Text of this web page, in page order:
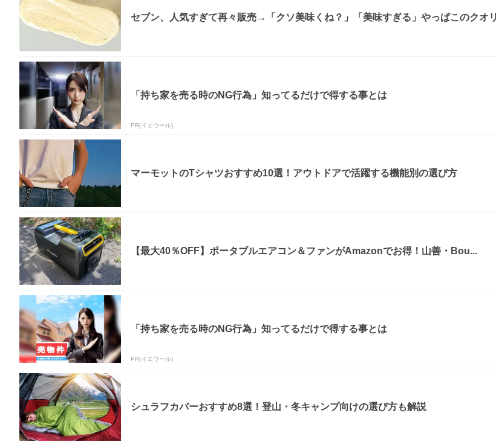
セブン、人気すぎて再々販売→「クソ美味くね？」「美味すぎる」やっぱこのクオ
「持ち家を売る時のNG行為」知ってるだけで得する事とは
PR(イエウール)
マーモットのTシャツおすすめ10選！アウトドアで活躍する機能別の選び方
【最大40％OFF】ポータブルエアコン＆ファンがAmazonでお得！山善・Bou...
「持ち家を売る時のNG行為」知ってるだけで得する事とは
PR(イエウール)
シュラフカバーおすすめ8選！登山・冬キャンプ向けの選び方も解説